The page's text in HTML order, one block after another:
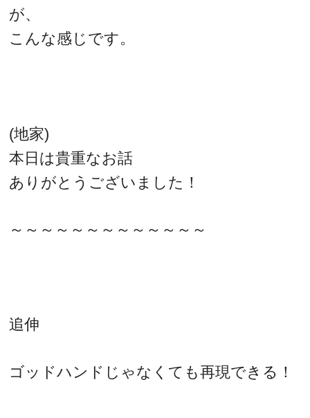
が、
こんな感じです。
(地家)
本日は貴重なお話
ありがとうございました！
～～～～～～～～～～～～～
追伸
ゴッドハンドじゃなくても再現できる！